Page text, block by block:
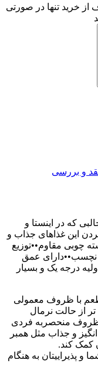
از خرید تنها در صورتی
و بررسی
که در اینستا و
این غذاهای جذاب و
چوبی مقاوم••توزیع
نچسب••دارای عمق
درجه یک و بسیار
طعم با ظروف معمولی
از حالت نرمال
دقیقا یکی از ظروف منحصربه فردی
و جذاب مثل همبر
کمک کند.
و پذیراییتان به هنگام